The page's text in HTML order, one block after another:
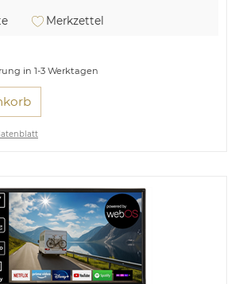
via App mit TV Gerät koppelbar
Merkzettel
in 1-3 Werktagen